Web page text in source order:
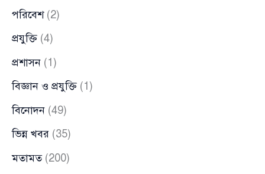
পরিবেশ(2)
প্রযুক্তি (4)
প্রশাসন (1)
বিজ্ঞান ও প্রযুক্তি (1)
বিনোদন (49)
ভিন্ন খবর (35)
মতামত(200)